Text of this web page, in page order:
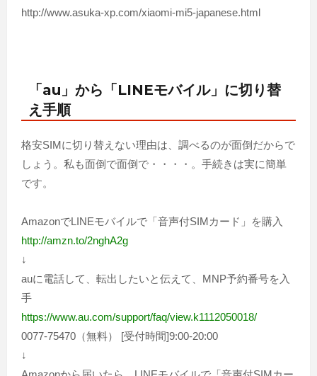
http://www.asuka-xp.com/xiaomi-mi5-japanese.html
「au」から「LINEモバイル」に切り替
え手順
格安SIMに切り替えない理由は、調べるのが面倒だからで
しょう。私も面倒で面倒で・・・・。手続きは実に簡単
です。
AmazonでLINEモバイルで「音声付SIMカード」を購入
http://amzn.to/2nghA2g
↓
auに電話して、転出したいと伝えて、MNP予約番号を入
手
https://www.au.com/support/faq/view.k1112050018/
0077-75470（無料） [受付時間]9:00-20:00
↓